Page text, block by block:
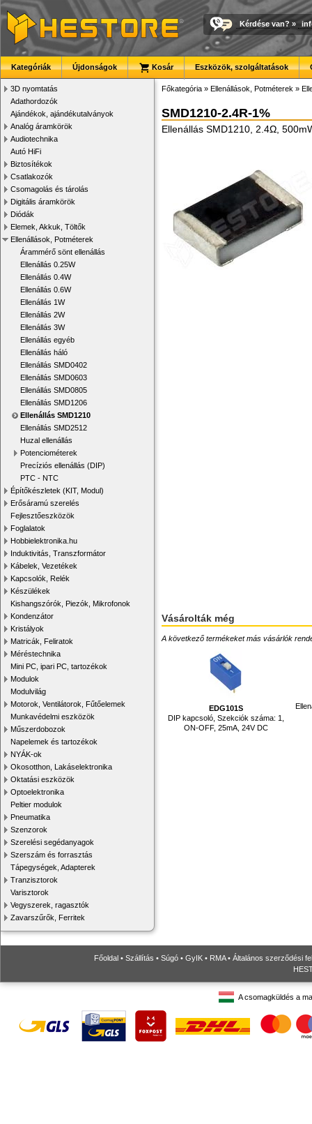
Kérdése van? »
Kategóriák Újdonságok Kosár Eszközök, szolgáltatások
3D nyomtatás
Adathordozók
Ajándékok, ajándékutalványok
Analóg áramkörök
Audiotechnika
Autó HiFi
Biztosítékok
Csatlakozók
Csomagolás és tárolás
Digitális áramkörök
Diódák
Elemek, Akkuk, Töltők
Ellenállások, Potméterek
Árammérő sönt ellenállás
Ellenállás 0.25W
Ellenállás 0.4W
Ellenállás 0.6W
Ellenállás 1W
Ellenállás 2W
Ellenállás 3W
Ellenállás egyéb
Ellenállás háló
Ellenállás SMD0402
Ellenállás SMD0603
Ellenállás SMD0805
Ellenállás SMD1206
Ellenállás SMD1210
Ellenállás SMD2512
Huzal ellenállás
Potenciométerek
Precíziós ellenállás (DIP)
PTC - NTC
Építőkészletek (KIT, Modul)
Erősáramú szerelés
Fejlesztőeszközök
Foglalatok
Hobbielektronika.hu
Induktivitás, Transzformátor
Kábelek, Vezetékek
Kapcsolók, Relék
Készülékek
Kishangszórók, Piezók, Mikrofonok
Kondenzátor
Kristályok
Matricák, Feliratok
Méréstechnika
Mini PC, ipari PC, tartozékok
Modulok
Modulvilág
Motorok, Ventilátorok, Fűtőelemek
Munkavédelmi eszközök
Műszerdobozok
Napelemek és tartozékok
NYÁK-ok
Okosotthon, Lakáselektronika
Oktatási eszközök
Optoelektronika
Peltier modulok
Pneumatika
Szenzorok
Szerelési segédanyagok
Szerszám és forrasztás
Tápegységek, Adapterek
Tranzisztorok
Varisztorok
Vegyszerek, ragasztók
Zavarszűrők, Ferritek
Főkategória » Ellenállások, Potméterek »
SMD1210-2.4R-1%
Ellenállás SMD1210, 2.4Ω,
Vásárolták még
A következő termékeket más vásárlók
EDG101S
DIP kapcsoló, Szekciók száma: 1,
ON-OFF, 25mA, 24V DC
Főoldal • Szállítás • Súgó • GyIK • RMA• Általános szerződési
A csomagküldés a